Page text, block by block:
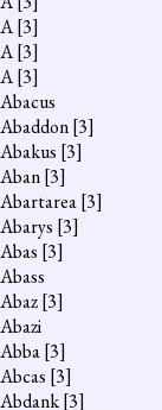
A[3]
A[3]
A[3]
Abacus
Abaddon[3]
Abakus [3]
Aban[3]
Abartarea[3]
Abarys [3]
Abas [3]
Abass
Abaz[3]
Abazi
Abba[3]
Abcas [3]
Abdank[3]